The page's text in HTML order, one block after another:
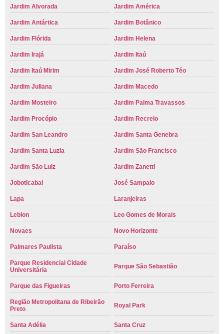
Jardim Alvorada Jardim América
Jardim Antártica Jardim Botânico
Jardim Flórida Jardim Helena
Jardim Irajá Jardim Itaú
Jardim Itaú Mirim Jardim José Roberto Téo
Jardim Juliana Jardim Macedo
Jardim Mosteiro Jardim Palma Travassos
Jardim Procópio Jardim Recreio
Jardim San Leandro Jardim Santa Genebra
Jardim Santa Luzia Jardim São Francisco
Jardim São Luiz Jardim Zanetti
Joboticabal José Sampaio
Lapa Laranjeiras
Leblon Leo Gomes de Morais
Novaes Novo Horizonte
Palmares Paulista Paraíso
Parque Residencial Cidade
Universitária
Parque São Sebastião
Parque das Figueiras Porto Ferreira
Região Metropolitana de Ribeirão
Preto
Royal Park
Santa Adélia Santa Cruz